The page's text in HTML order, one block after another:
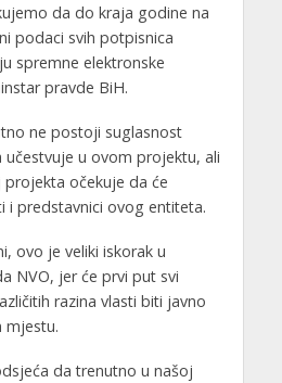
da do kraja godine na
podaci svih potpisnica
spremne elektronske
pravde BiH.
ne postoji suglasnost
učestvuje u ovom projektu, ali
očekuje da će
i predstavnici ovog entiteta.
ovo je veliki iskorak u
NVO, jer će prvi put svi
razina vlasti biti javno
mjestu.
da trenutno u našoj